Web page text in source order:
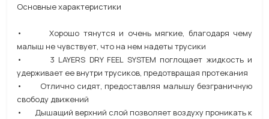
Основные характеристики
• Хорошо тянутся и очень мягкие, благодаря чему
малыш не чувствует, что на нем надеты трусики
• 3 LAYERS DRY FEEL SYSTEM поглощает жидкость и
удерживает ее внутри трусиков, предотвращая протекания
• Отлично сидят, предоставляя малышу безграничную
свободу движений
• Дышащий верхний слой позволяет воздуху проникать к